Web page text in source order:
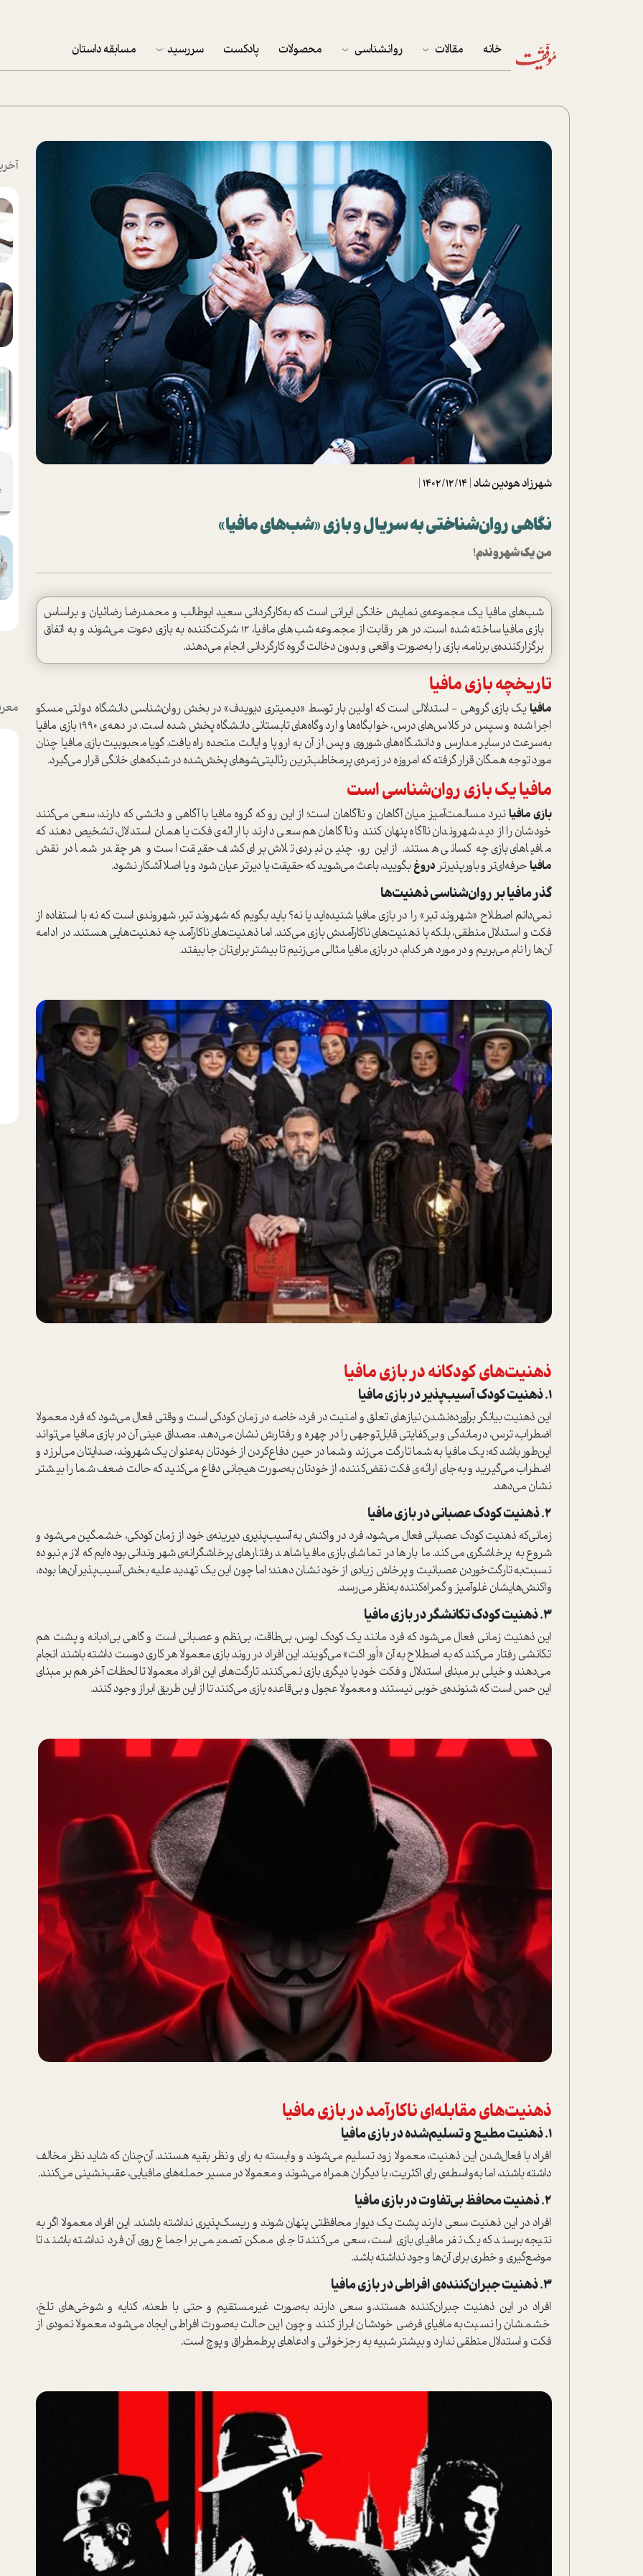
خانه مقالات
زندگی
نوجوان
کار
پلاس
تحلیل فیلم
شیوانا
داستان
روانشناسی محصولات پادکست سررسید
پکيج نوروزي موفقيت
تقویم رومیزی
تقویم دیواری
مسابقه داستان
شهرزاد هودین شاد|
1402/12/14
|
نگاهی روان‌شناختی به سریال و بازی «شب‌های مافیا»
من یک شهروندم!
شب‌های مافیا یک مجموعه‌ی نمایش خانگی ایرانی ا‌ست که به‌کارگردانی سعید ابوطالب و محمدرضا رضائیان و بر‌اساس
بازی مافیا ساخته شده ‌ا‌ست. در هر رقابت از مجموعه شب‌های مافیا، ۱۲ شرکت‌کننده به بازی دعوت می‌شوند و به اتفاق
برگزارکننده‌ی برنامه، بازی را به‌صورت واقعی و بدون دخالت گروه کارگردانی انجام می‌دهند.
تاریخچه بازی مافیا
مافیایک بازی گروهی - ا‌ستدلالی ا‌ست که اولین بار توسط «دیمیتری دیویدف» در بخش روان‌شناسی دانشگاه دولتی مسکو
اجرا شده و سپس در کلاس‌های درس، خوابگاه‌ها و اردوگاه‌های تابستانی دانشگاه پخش شده ا‌ست. در دهه‌ی 1990 بازی مافیا
به‌سرعت در سایر مدارس و دانشگاه‌های شوروی و پس از آن به اروپا و ایالت متحده راه یافت. گویا محبوبیت بازی مافیا چنان
مورد توجه همگان قرار گرفته که امروزه در زمره‌ی پرمخاطب‌ترین رئالیتی‌شو‌های پخش‌شده در شبکه‌های خانگی قرار می‌گیرد.
مافیا یک بازی روان‌شناسی ا‌ست
بازی مافیانبرد مسالمت‌آمیز میان آگاهان و ناآگاهان ا‌ست؛ از این رو که گروه مافیا با آگاهی‌ و دانشی که دارند‌، سعی می‌کنند
خودشان را از دید شهروندان ناآگاه پنهان کنند و ناآگاهان هم سعی دارند با ارائه‌ی فکت یا همان ا‌ستدلال، تشخیص دهند که
مافیاهای بازی چه کسانی هستند‌. از این رو، چنین نبردی تلاش برای کشف حقیقت ا‌ست و هر چقدر شما در نقش
مافیاحرفه‌ای‌تر و باور‌پذیر‌تردروغبگویید، باعث می‌شوید که حقیقت یا دیرتر عیان شود و یا اصلا آشکار نشود.
گذر مافیا بر روان‌شناسی ذهنیت‌ها
نمی‌دانم اصطلاح «شهروند تبر» را در بازی مافیا شنیده‌اید یا نه؟ باید بگویم که شهروند تبر، شهروندی ا‌ست که نه با ا‌ستفاده از
فکت و ا‌ستدلال منطقی، بلکه با ذهنیت‌های ناکارآمدش بازی می‌کند. اما ذهنیت‌های ناکارآمد چه ذهنیت‌هایی هستند‌. در ادامه
آن‌ها را نام می‌بریم و در مورد هر کدام، در بازی مافیا مثالی می‌زنیم تا بیشتر برای‌تان جا بیفتد.
ذهنیت‌های کودکانه در بازی مافیا
1. ذهنیت کودک آسیب‌پذیر در بازی مافیا
این ذهنیت بیانگر برآورده‌نشدن نیاز‌های تعلق و امنیت در فرد، خاصه در زمان کودکی ا‌ست و وقتی فعال می‌شود که فرد معمولا
اضطراب، ترس، درماندگی و بی‌کفایتی قابل‌توجهی را در چهره و رفتارش نشان می‌دهد. مصداق عینی آن در بازی مافیا می‌تواند
این‌طور باشد که‌: یک مافیا به شما تارگت می‌زند و شما در حین دفاع‌کردن از خودتان به‌عنوان یک شهروند، صدایتان می‌لرزد و
اضطراب می‌گیرید و به‌جای ارائه‌ی فکت نقض‌کننده، از خودتان به‌صورت هیجانی دفاع می‌کنید که حالت ضعف شما را بیشتر
نشان می‌دهد.
2. ذهنیت کودک عصبانی در بازی مافیا
زمانی‌که ذهنیت کودک عصبانی فعال می‌شود، فرد در واکنش به آسیب‌پذیری دیرینه‌ی خود از زمان کودکی، خشمگین می‌شود و
شروع به پرخاشگری می‌کند. ما بارها در تماشای بازی مافیا شاهد رفتار‌های پرخاشگرانه‌ی شهروندانی بوده‌ایم که لازم نبوده
نسبت‌به تارگت‌خوردن عصبانیت و پرخاش زیادی از خود نشان دهند؛ اما چون این یک تهدید علیه بخش آسیب‌پذیر آن‌ها بوده،
واکنش‌هایشان غلو‌آمیز و گمراه‌کننده به‌نظر می‌رسد.
3. ذهنیت کودک تکانشگر در بازی مافیا
این ذهنیت زمانی فعال می‌شود که فرد مانند یک کودک لوس، بی‌طاقت، بی‌نظم و عصبانی ا‌ست و گاهی بی‌ادبانه و پشت هم
تکانشی رفتار می‌کند که به اصطلاح به آن «اُور اکت» می‌گویند. این افراد در روند بازی معمولا هر کاری دوست داشته باشند انجام
می‌دهند و خیلی بر مبنای ا‌ستدلال و فکت خود یا د‌یگری بازی نمی‌کنند. تارگت‌های این افراد معمولا تا لحظات آخر هم بر مبنای
این حس ا‌ست که شنونده‌ی خوبی نیستند و معمولا عجول و بی‌قاعده بازی می‌کنند تا از این طریق ابراز وجود کنند.
ذهنیت‌های مقابله‌ای ناکارآمد در بازی مافیا
1. ذهنیت مطیع و تسلیم‌شده در بازی مافیا
افراد با فعال‌شدن این ذهنیت، معمولا زود تسلیم می‌شوند و وابسته به رای و نظر بقیه هستند‌. آن‌چنان که شاید نظر مخالف
داشته باشند، اما به‌واسطه‌ی رای اکثریت، با دیگران همراه می‌شوند و معمولا در مسیر حمله‌های مافیایی، عقب‌نشینی می‌کنند.
2. ذهنیت محافظ بی‌تفاوت در بازی مافیا
افراد در این ذهنیت سعی دارند پشت یک دیوار محافظتی پنهان شوند و ریسک‌پذیری نداشته باشند. این افراد معمولا اگر به
نتیجه برسند که یک نفر مافیای بازی ا‌ست، سعی می‌کنند تا جای ممکن تصمیمی بر اجماع روی آن فرد نداشته باشند تا
موضع‌گیری و خطری برای آن‌ها وجود نداشته باشد.
3. ذهنیت جبران‌کننده‌ی افراطی در بازی مافیا
افراد در این ذهنیت جبران‌کننده هستند‌.و سعی دارند به‌صورت غیر‌مستقیم و حتی با طعنه، کنایه و شوخی‌های تلخ،
خشمشان را نسبت‌به مافیای فرضی خودشان ابراز کنند و چون این حالت به‌صورت افراطی ایجاد می‌شود، معمولا نمودی از
فکت و ا‌ستدلال منطقی ندارد و بیشتر شبیه به رجز‌خوانی و ادعاهای پر‌طمطراق و پوچ ا‌ست.